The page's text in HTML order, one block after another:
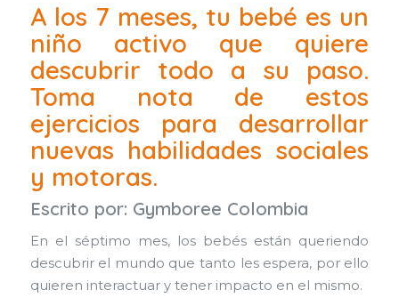
A los 7 meses, tu bebé es un
niño activo que quiere
descubrir todo a su paso.
Toma nota de estos
ejercicios para desarrollar
nuevas habilidades sociales
y motoras.
Escrito por: Gymboree Colombia
En el séptimo mes, los bebés están queriendo
descubrir el mundo que tanto les espera, por ello
quieren interactuar y tener impacto en el mismo.